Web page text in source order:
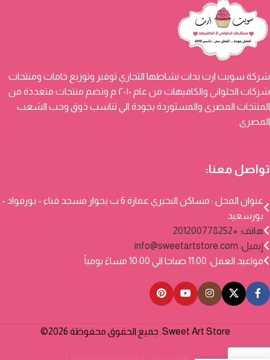
شركة سويت ارت بدات نشاطها التجاري توفير وتوزيع خامات ومنتجات
شركات الحلواني والكافيهات من عام ٢٠١٠ م وتضم منتجات متعددة من
المنتجات المصرى والمستوردة بجودة الي تناسب ذوق وحب الشعب
المصرى
تواصل معنا:
عنوان المحل : مساكن البحيري عمارة 6 ب بجوار مسجد قباء - بورفواد -
بورسعيد
هاتف: +201200778252
إيميل: info@sweetartstore.com
مواعيد العمل: 11:00 صباحا الي 10:00 مساءً يومياً
Sweet Art Store. جميع الحقوق محفوظة 2026©